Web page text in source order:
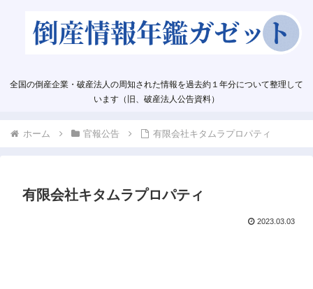
全国の倒産企業・破産法人の周知された情報を過去約１年分について整理して
います（旧、破産法人公告資料）
ホーム 官報公告 有限会社キタムラプロパティ
有限会社キタムラプロパティ
2023.03.03